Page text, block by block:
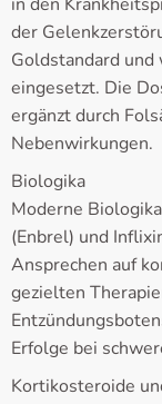
der
Goldstandard
eingesetzt. Die
ergänzt durch
Nebenwirkungen.
Biologika
Moderne
(Enbrel) und
Ansprechen auf
gezielten
Erfolge bei
Kortikosteroide